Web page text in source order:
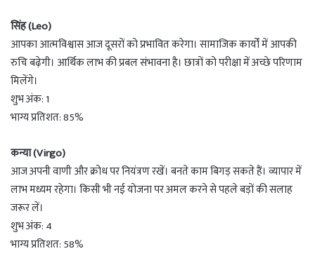
सिंह (Leo)
आपका आत्मविश्वास आज दूसरों को प्रभावित करेगा। सामाजिक कार्यों में आपकी
रुचि बढ़ेगी। आर्थिक लाभ की प्रबल संभावना है। छात्रों को परीक्षा में अच्छे परिणाम
मिलेंगे।
शुभ अंक: 1
भाग्य प्रतिशत: 85%
कन्या (Virgo)
आज अपनी वाणी और क्रोध पर नियंत्रण रखें। बनते काम बिगड़ सकते हैं। व्यापार में
लाभ मध्यम रहेगा। किसी भी नई योजना पर अमल करने से पहले बड़ों की सलाह
जरूर लें।
शुभ अंक: 4
भाग्य प्रतिशत: 58%